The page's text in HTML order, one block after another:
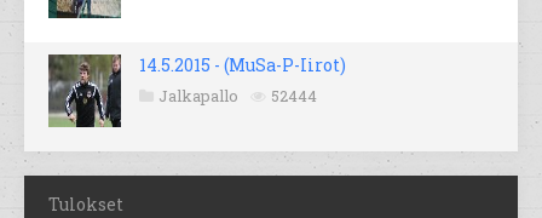
14.5.2015 - (MuSa-P-Iirot)
Jalkapallo 52444
Tulokset